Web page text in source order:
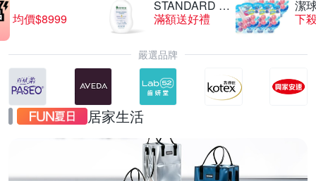
均價$8999
STANDARD 沛
柏
滿額送好禮
潔
下
嚴選品牌
居家生活